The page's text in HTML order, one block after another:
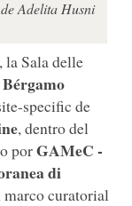
Adelita Husni
la Sala delle
specific de
, dentro del
porGAMeC -
di
curatorial